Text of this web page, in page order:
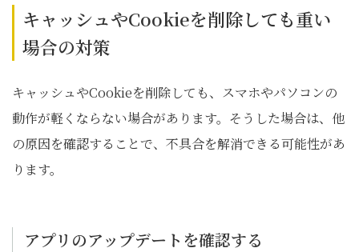
キャッシュやCookieを削除しても重い
場合の対策
キャッシュやCookieを削除しても、スマホやパソコンの
動作が軽くならない場合があります。そうした場合は、他
の原因を確認することで、不具合を解消できる可能性があ
ります。
アプリのアップデートを確認する